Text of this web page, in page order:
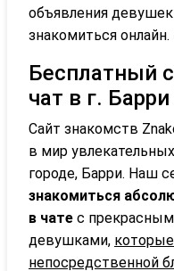
объявления
знакомиться онлайн.
Бесплатный
чат в г. Барри
Сайт знакомств
в мир
городе, Барри. Наш
знакомиться
в чате с
девушками,
непосредственной